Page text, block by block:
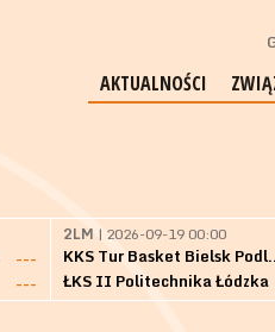
AKTUALNOŚCI
---
---
2LM | 2026-09-19 00:00
KKS Tur
ŁKS II Politechnika Łódzka